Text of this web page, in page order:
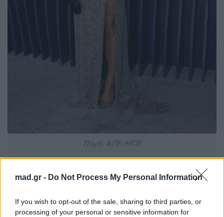
mad.gr - Do Not Process My Personal Information
If you wish to opt-out of the sale, sharing to third parties, or
processing of your personal or sensitive information for
Δεν είναι η πρώτη φορά που οι δύο σταρ
προηγούμενη συνέντευξή τους το 2020, είχαν